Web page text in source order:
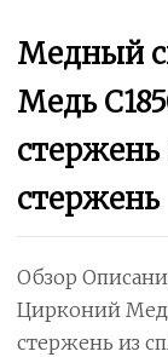
Медный
Медь
стержень
стержень
Обзор
Цирконий
стержень из